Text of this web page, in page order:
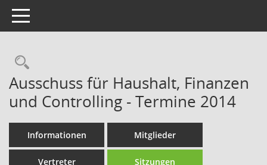
Toggle navigation
Rechercheauswahl
Ausschuss für Haushalt, Finanzen
und Controlling - Termine 2014
Informationen Mitglieder
Vertreter Sitzungen